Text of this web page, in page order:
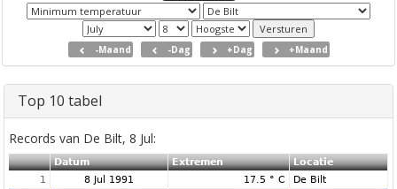
-Maand -Dag +Dag +Maand
Top 10 tabel
Records van De Bilt, 8 Jul:
Datum Extremen
Locatie
1
8 Jul 1991 17.5 ° C
De Bilt